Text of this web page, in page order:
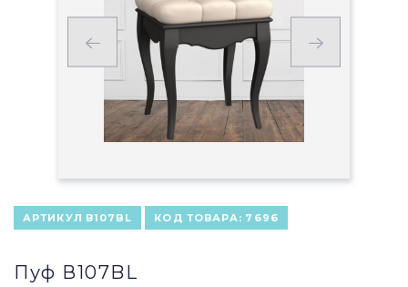
АРТИКУЛ В107BL КОД ТОВАРА: 7696
Пуф В107BL